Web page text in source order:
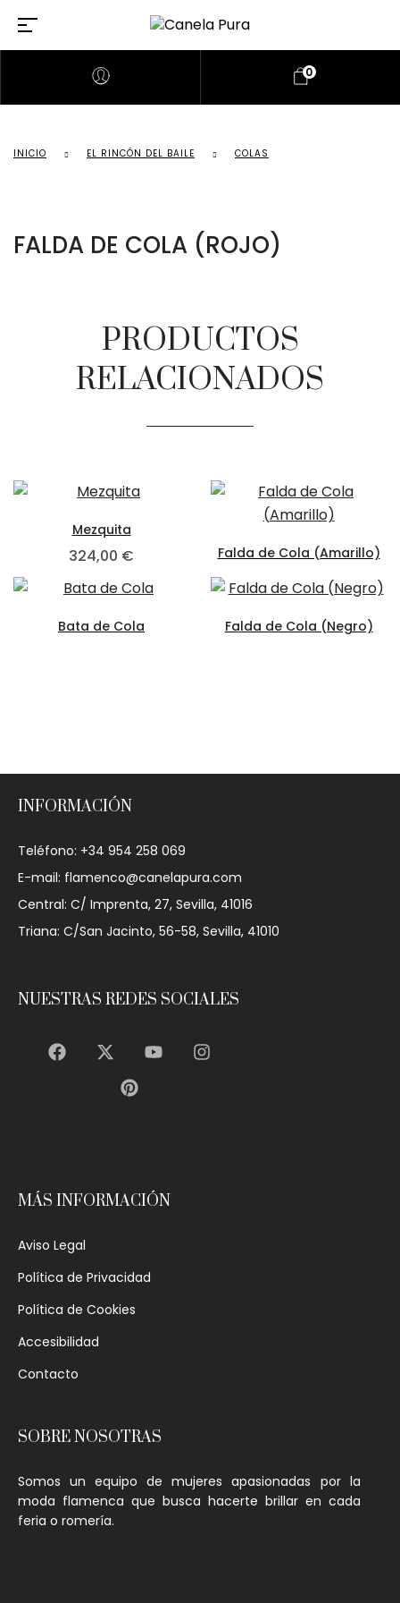
0
INICIO EL RINCÓN DEL BAILE COLAS
FALDA DE COLA (ROJO)
PRODUCTOS
RELACIONADOS
Mezquita
324,00 € Falda de Cola (Amarillo)
Bata de Cola Falda de Cola (Negro)
INFORMACIÓN
Teléfono: +34 954 258 069
E-mail: flamenco@canelapura.com
Central: C/ Imprenta, 27, Sevilla, 41016
Triana: C/San Jacinto, 56-58, Sevilla, 41010
NUESTRAS REDES SOCIALES
MÁS INFORMACIÓN
Aviso Legal
Política de Privacidad
Política de Cookies
Accesibilidad
Contacto
SOBRE NOSOTRAS
Somos un equipo de mujeres apasionadas por la
moda flamenca que busca hacerte brillar en cada
feria o romería.